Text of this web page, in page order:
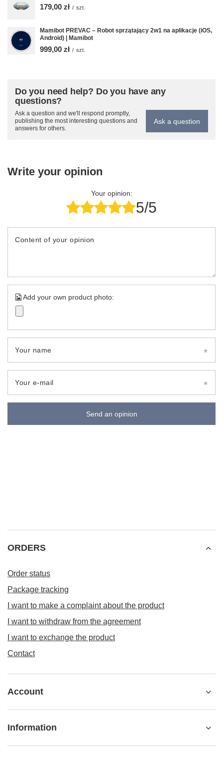
179,00 zł / szt.
Mamibot PREVAC – Robot sprzątający 2w1 na aplikacje (iOS,
Android) | Mamibot
999,00 zł / szt.
Do you need help? Do you have any
questions?
Ask a question and we'll respond promptly,
publishing the most interesting questions and
answers for others.
Ask a question
Write your opinion
Your opinion:
5/5
Content of your opinion
Add your own product photo:
Your name
Your e-mail
Send an opinion
ORDERS
Order status
Package tracking
I want to make a complaint about the product
I want to withdraw from the agreement
I want to exchange the product
Contact
Account
Information